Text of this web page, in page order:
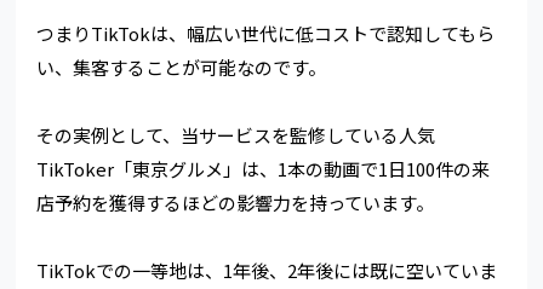
つまりTikTokは、幅広い世代に低コストで認知してもら
い、集客することが可能なのです。
その実例として、当サービスを監修している人気
TikToker「東京グルメ」は、1本の動画で1日100件の来
店予約を獲得するほどの影響力を持っています。
TikTokでの一等地は、1年後、2年後には既に空いていま